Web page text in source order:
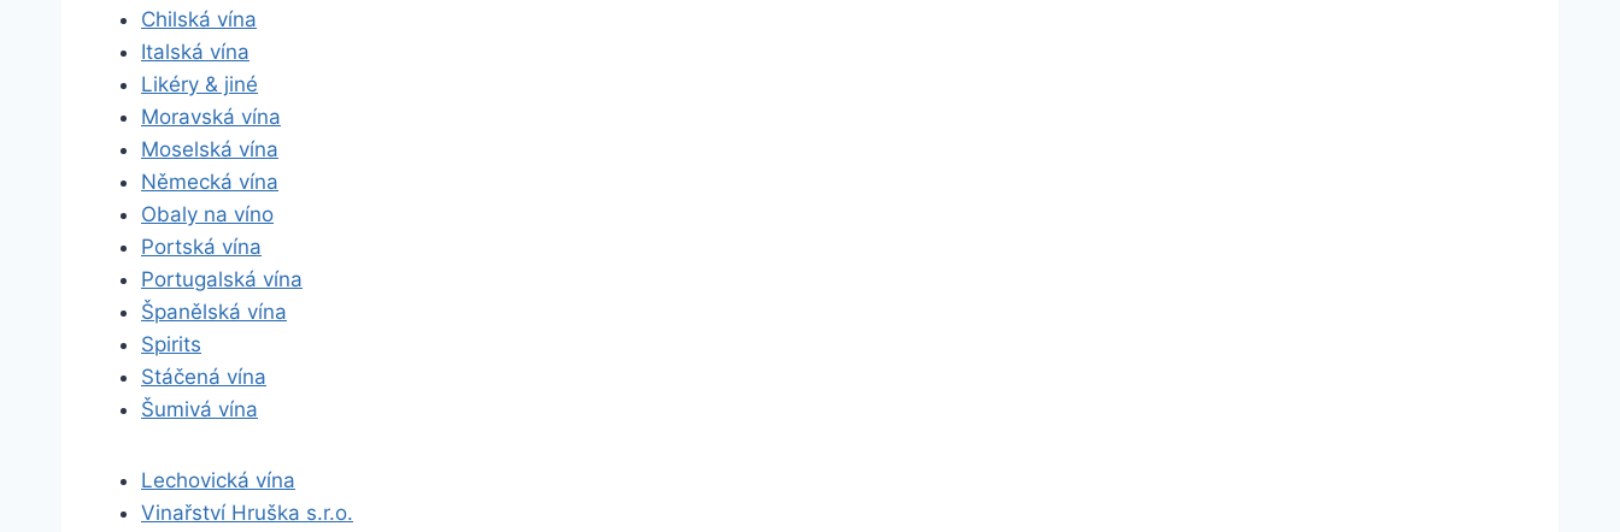
Chilská vína
Italská vína
Likéry & jiné
Moravská vína
Moselská vína
Německá vína
Obaly na víno
Portská vína
Portugalská vína
Španělská vína
Spirits
Stáčená vína
Šumivá vína
Lechovická vína
Vinařství Hruška s.r.o.